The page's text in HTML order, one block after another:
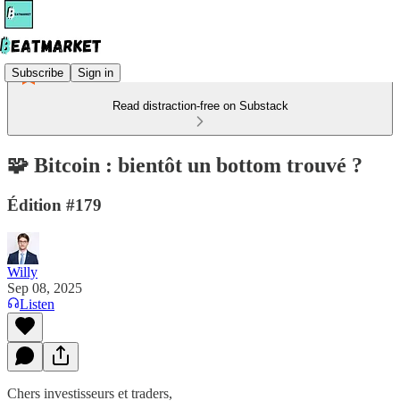
Subscribe Sign in
Read distraction-free on Substack
🧩 Bitcoin : bientôt un bottom trouvé ?
Édition #179
Willy
Sep 08, 2025
Listen
Chers investisseurs et traders,